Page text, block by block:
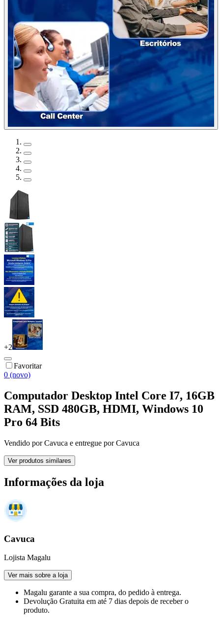
+2
Favoritar
0 (novo)
Computador Desktop Intel Core I7, 16GB
RAM, SSD 480GB, HDMI, Windows 10
Pro 64 Bits
Vendido porCavuca e entregue por Cavuca
Ver produtos similares
Informações da loja
Cavuca
Lojista Magalu
Ver mais sobre a loja
Magalu garante a sua compra, do pedido à entrega.
Devolução Gratuita em até 7 dias depois de receber o
produto.